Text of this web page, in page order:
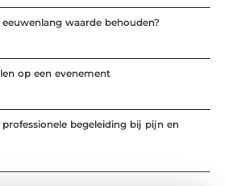
waarde behouden?
op een evenement
begeleiding bij pijn en